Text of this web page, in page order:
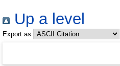
Up a level
Export as